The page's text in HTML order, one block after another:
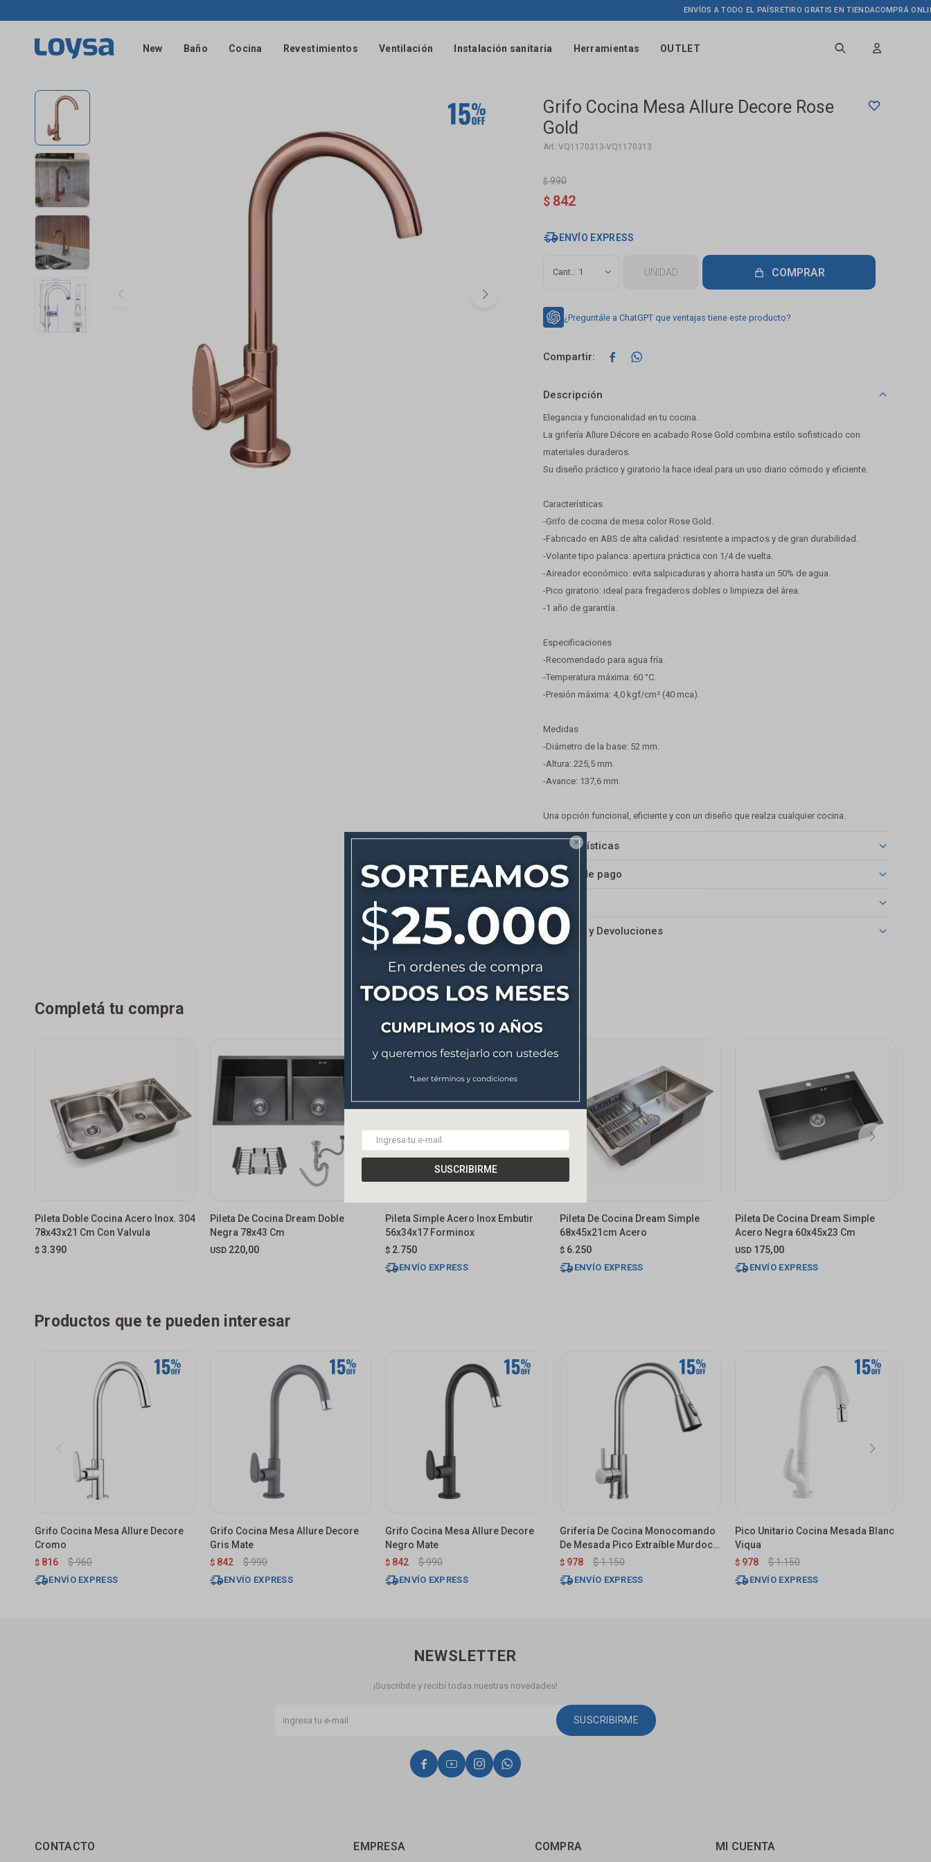

SUSCRIBIRME
New Baño Cocina Revestimientos Ventilación Instalación sanitaria Herramientas OUTLET
ENVÍOS A TODO EL PAÍSRETIRO GRATIS EN TIENDACOMPRÁ ONLINE
Grifo Cocina Mesa Allure Decore Rose
Gold
VQ1170313-VQ1170313
$ 842
$ 990
ENVÍO EXPRESS
1 UNIDAD COMPRAR
¿Preguntále a ChatGPT que ventajas tiene este producto?
 
Descripción
Elegancia y funcionalidad en tu cocina.
La grifería Allure Décore en acabado Rose Gold combina estilo sofisticado con
materiales duraderos.
Su diseño práctico y giratorio la hace ideal para un uso diario cómodo y eficiente.
Características
-Grifo de cocina de mesa color Rose Gold.
-Fabricado en ABS de alta calidad: resistente a impactos y de gran durabilidad.
-Volante tipo palanca: apertura práctica con 1/4 de vuelta.
-Aireador económico: evita salpicaduras y ahorra hasta un 50% de agua.
-Pico giratorio: ideal para fregaderos dobles o limpieza del área.
-1 año de garantía.
Especificaciones
-Recomendado para agua fría.
-Temperatura máxima: 60 °C.
-Presión máxima: 4,0 kgf/cm² (40 mca).
Medidas
-Diámetro de la base: 52 mm.
-Altura: 225,5 mm.
-Avance: 137,6 mm.
Una opción funcional, eficiente y con un diseño que realza cualquier cocina.
Características
Medios de pago
Cambios y Devoluciones
Completá tu compra
Pileta Doble Cocina Acero Inox. 304
78x43x21 Cm Con Valvula
$ 3.390
Pileta De Cocina Dream Doble
Negra 78x43 Cm
USD 220,00
Pileta Simple Acero Inox Embutir
56x34x17 Forminox
$ 2.750
ENVÍO EXPRESS
Pileta De Cocina Dream Simple
68x45x21cm Acero
$ 6.250
ENVÍO EXPRESS
Pileta De Cocina Dream Simple
Acero Negra 60x45x23 Cm
USD 175,00
ENVÍO EXPRESS
Productos que te pueden interesar
Grifo Cocina Mesa Allure Decore
Cromo
$ 816 $960
ENVÍO EXPRESS
Grifo Cocina Mesa Allure Decore
Gris Mate
$ 842 $990
ENVÍO EXPRESS
Grifo Cocina Mesa Allure Decore
Negro Mate
$ 842 $990
ENVÍO EXPRESS
Grifería De Cocina Monocomando
De Mesada Pico Extraíble Murdock
Satinado
$ 978 $1.150
ENVÍO EXPRESS
Pico Unitario Cocina Mesada Blanc
Viqua
$ 978 $1.150
ENVÍO EXPRESS
CONTACTO EMPRESA COMPRA MI CUENTA
NEWSLETTER
¡Suscribite y recibí todas nuestras novedades!
SUSCRIBIRME
   